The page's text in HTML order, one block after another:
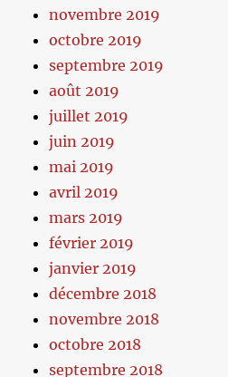
novembre 2019
octobre 2019
septembre 2019
août 2019
juillet 2019
juin 2019
mai 2019
avril 2019
mars 2019
février 2019
janvier 2019
décembre 2018
novembre 2018
octobre 2018
septembre 2018